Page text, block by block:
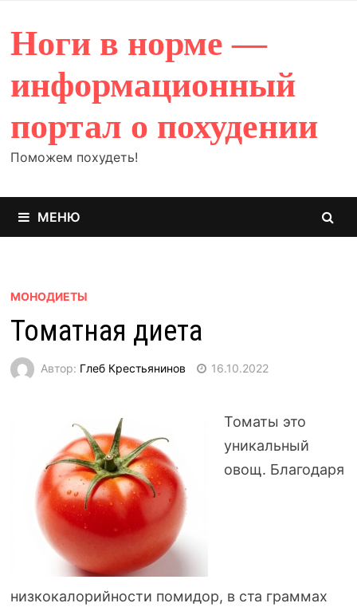
содержимому
Ноги в норме —
информационный
портал о похудении
Поможем похудеть!
МЕНЮ
МОНОДИЕТЫ
Томатная диета
Автор: Глеб Крестьянинов 16.10.2022
Томаты это
уникальный
овощ. Благодаря
низкокалорийности помидор, в ста граммах